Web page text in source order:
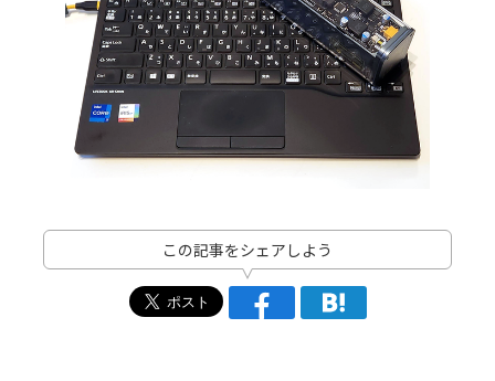
この記事をシェアしよう